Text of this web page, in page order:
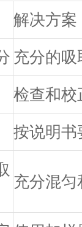
解决方案
充分的
检查和校
按说明书
充分混